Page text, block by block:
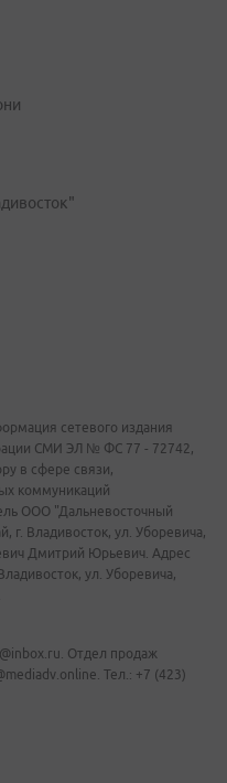
сетевого издания
СМИ ЭЛ № ФС 77 - 72742,
в сфере связи,
коммуникаций
ООО "Дальневосточный
г. Владивосток, ул. Уборевича,
Дмитрий Юрьевич. Адрес
ул. Уборевича,
Отдел продаж
Тел.: +7 (423)